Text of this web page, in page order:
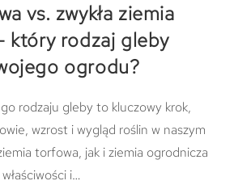
vs. zwykła ziemia
który rodzaj gleby
ogrodu?
rodzaju gleby to kluczowy krok,
wzrost i wygląd roślin w naszym
torfowa, jak i ziemia ogrodnicza
i…